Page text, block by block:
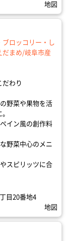
地図
ブロッコリー・し
だまめ/岐阜市産
だわり
野菜や果物を活
イン風の創作料
野菜中心のメニ
スピリッツに合
目20番地4
地図